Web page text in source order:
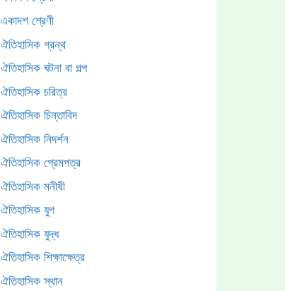
একাদশ শ্রেণী
ঐতিহাসিক গ্রন্থ
ঐতিহাসিক ঘটনা বা গল্প
ঐতিহাসিক চরিত্র
ঐতিহাসিক চিন্তাবিদ
ঐতিহাসিক নিদর্শন
ঐতিহাসিক প্রেমপত্র
ঐতিহাসিক মনীষী
ঐতিহাসিক যুগ
ঐতিহাসিক যুদ্ধ
ঐতিহাসিক শিক্ষাক্ষেত্র
ঐতিহাসিক স্থান